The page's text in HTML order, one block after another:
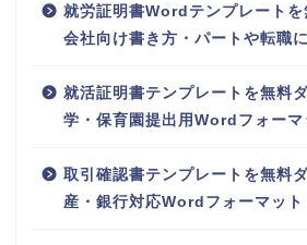
就労証明書Wordテンプレートを
会社向け書き方・パートや転職
就活証明書テンプレートを無料
学・保育園提出用Wordフォーマ
取引確認書テンプレートを無料
産・銀行対応Wordフォーマット